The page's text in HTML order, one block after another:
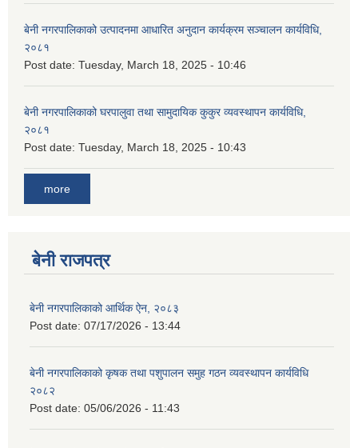
बेनी नगरपालिकाको उत्पादनमा आधारित अनुदान कार्यक्रम सञ्‍चालन कार्यविधि,
२०८१
Post date: Tuesday, March 18, 2025 - 10:46
बेनी नगरपालिकाको घरपालुवा तथा सामुदायिक कुकुर व्यवस्थापन कार्यविधि,
२०८१
Post date: Tuesday, March 18, 2025 - 10:43
more
बेनी राजपत्र
बेनी नगरपालिकाको आर्थिक ऐन, २०८३
Post date: 07/17/2026 - 13:44
बेनी नगरपालिकाको कृषक तथा पशुपालन समुह गठन व्यवस्थापन कार्यविधि
२०८२
Post date: 05/06/2026 - 11:43